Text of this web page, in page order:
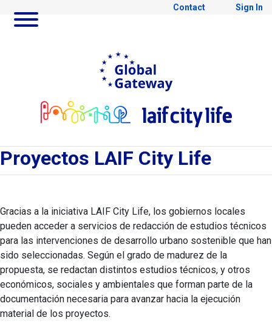
Skip to Main Content
Ir
Contact Sign In
Proyectos
Proyectos LAIF City Life
Gracias a la iniciativa LAIF City Life, los gobiernos locales
pueden acceder a servicios de redacción de estudios técnicos
para las intervenciones de desarrollo urbano sostenible que han
sido seleccionadas. Según el grado de madurez de la
propuesta, se redactan distintos estudios técnicos, y otros
económicos, sociales y ambientales que forman parte de la
documentación necesaria para avanzar hacia la ejecución
material de los proyectos.